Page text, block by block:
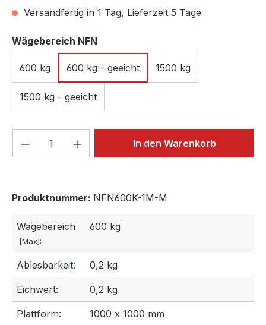
Versandfertig in 1 Tag, Lieferzeit 5 Tage
Wägebereich NFN
600 kg 600 kg - geeicht 1500 kg
1500 kg - geeicht
Produkt Anzahl: Gib denIn den Warenkorb
Produktnummer: NFN600K-1M-M
Wägebereich
[Max]:
600 kg
Ablesbarkeit: 0,2 kg
Eichwert: 0,2 kg
Plattform: 1000 x 1000 mm